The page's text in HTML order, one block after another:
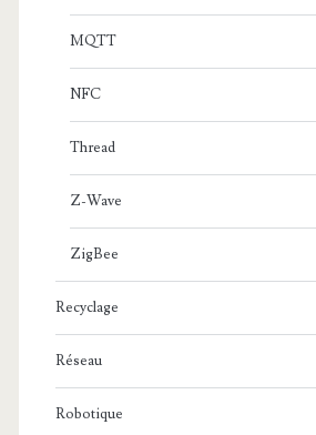
MQTT
NFC
Thread
Z-Wave
ZigBee
Recyclage
Réseau
Robotique